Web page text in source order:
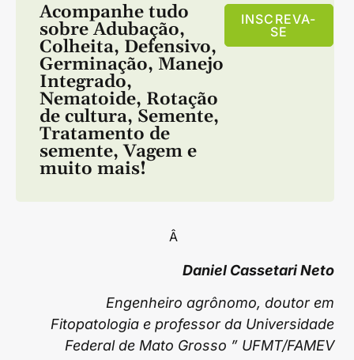
Acompanhe tudo
sobre Adubação,
Colheita, Defensivo,
Germinação, Manejo
Integrado,
Nematoide, Rotação
de cultura, Semente,
Tratamento de
semente,Vagem e
muito mais!
INSCREVA-
SE
Â
Daniel Cassetari Neto
Engenheiro agrônomo, doutor em
Fitopatologia e professor da Universidade
Federal de Mato Grosso ” UFMT/FAMEV